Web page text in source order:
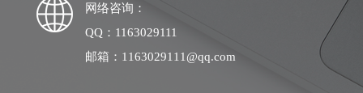
网络咨询：
QQ：1163029111
邮箱：1163029111@qq.com